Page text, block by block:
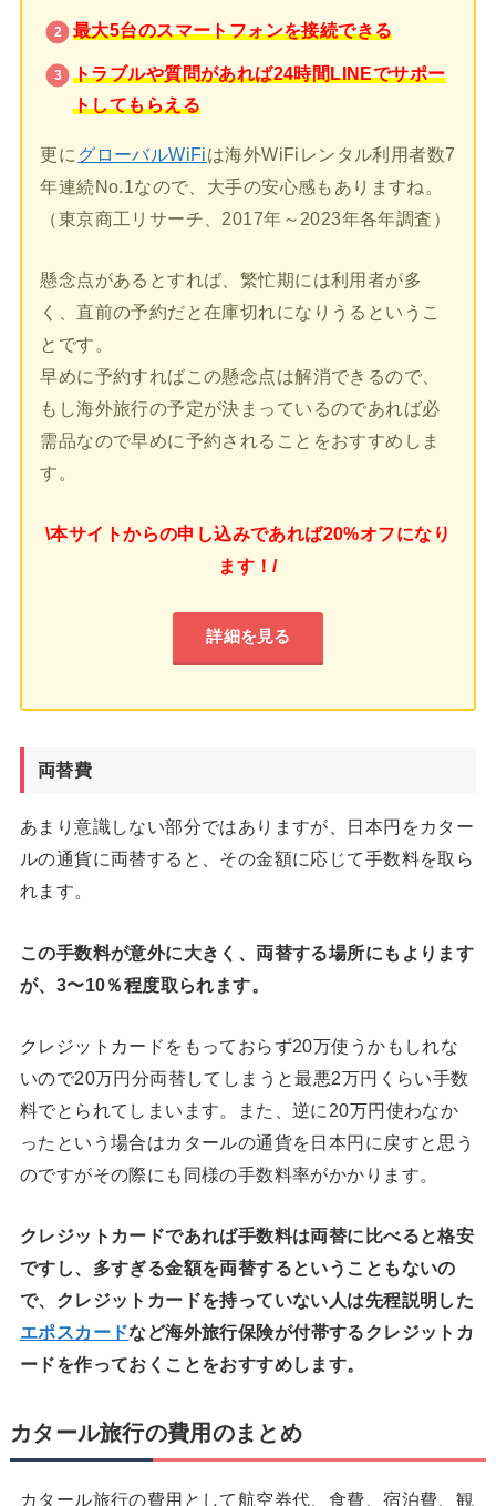
最大5台のスマートフォンを接続できる
トラブルや質問があれば24時間LINEでサポー
トしてもらえる
更に グローバルWiFiは海外WiFiレンタル利用者数7
年連続No.1なので、大手の安心感もありますね。
（東京商工リサーチ、2017年～2023年各年調査）
懸念点があるとすれば、繁忙期には利用者が多
く、直前の予約だと在庫切れになりうるというこ
とです。
早めに予約すればこの懸念点は解消できるので、
もし海外旅行の予定が決まっているのであれば必
需品なので早めに予約されることをおすすめしま
す。
\本サイトからの申し込みであれば20%オフになり
ます！/
詳細を見る
両替費
あまり意識しない部分ではありますが、日本円をカター
ルの通貨に両替すると、その金額に応じて手数料を取ら
れます。
この手数料が意外に大きく、両替する場所にもよります
が、3〜10％程度取られます。
クレジットカードをもっておらず20万使うかもしれな
いので20万円分両替してしまうと最悪2万円くらい手数
料でとられてしまいます。また、逆に20万円使わなか
ったという場合はカタールの通貨を日本円に戻すと思う
のですがその際にも同様の手数料率がかかります。
クレジットカードであれば手数料は両替に比べると格安
ですし、多すぎる金額を両替するということもないの
で、クレジットカードを持っていない人は先程説明した
エポスカードなど海外旅行保険が付帯するクレジットカ
ードを作っておくことをおすすめします。
カタール旅行の費用のまとめ
カタール旅行の費用として航空券代、食費、宿泊費、観